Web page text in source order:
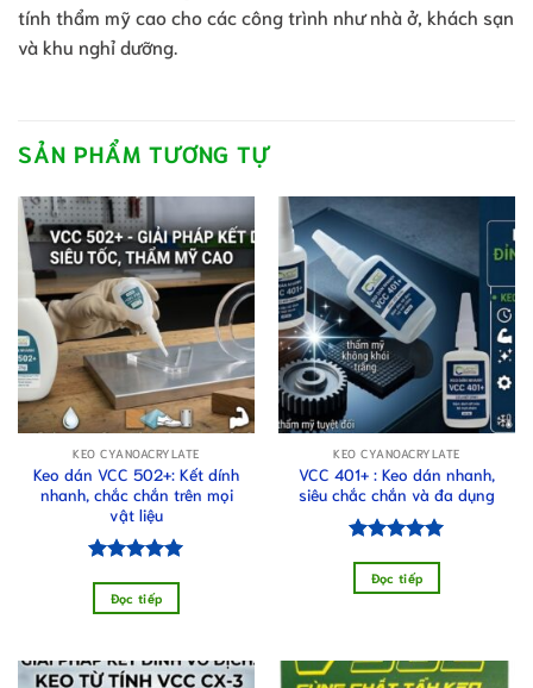
tính thẩm mỹ cao cho các công trình như nhà ở, khách sạn
và khu nghỉ dưỡng.
SẢN PHẨM TƯƠNG TỰ
KEO CYANOACRYLATE
Keo dán VCC 502+: Kết dính
nhanh, chắc chắn trên mọi
vật liệu
hạng 5.00
5 sao
Đọc tiếp
KEO CYANOACRYLATE
VCC 401+ : Keo dán nhanh,
siêu chắc chắn và đa dụng
hạng 5.00
5 sao
Đọc tiếp